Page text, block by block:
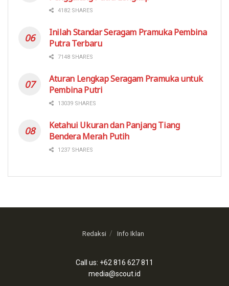
4182 SHARES
Inilah Standar Seragam Pramuka Pembina
Putra Terbaru
7148 SHARES
Aturan Lengkap Seragam Pramuka untuk
Pembina Putri
13039 SHARES
Ketahui Ukuran dan Panjang Tiang
Bendera Merah Putih
1237 SHARES
Redaksi Info Iklan
Call us: +62 816 627 811
media@scout.id